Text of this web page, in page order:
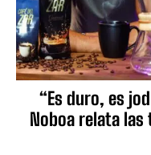
“Es duro, es
Noboa relata las